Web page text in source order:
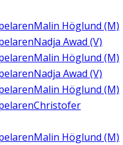
Malin Höglund (M)
Nadja Awad (V)
Malin Höglund (M)
Nadja Awad (V)
Malin Höglund (M)
Christofer
Malin Höglund (M)